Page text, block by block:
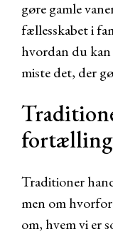
gøre gamle
fællesskabet i
hvordan du
miste det, der
fortælling
Traditioner
men om
om, hvem vi er